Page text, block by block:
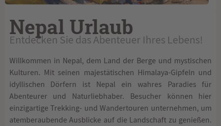
Nepal Urlaub
Entdecken Sie das Abenteuer Ihres Lebens!
Willkommen in Nepal, dem Land der Berge und mystischen
Kulturen. Mit seinen majestätischen Himalaya-Gipfeln und
idyllischen Dörfern ist Nepal ein wahres Paradies für
Abenteurer und Naturliebhaber. Besucher können hier
einzigartige Trekking- und Wandertouren unternehmen, um
atemberaubende Ausblicke auf die Landschaft zu genießen.